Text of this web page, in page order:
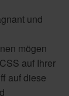
und
mögen
auf Ihrer
auf diese